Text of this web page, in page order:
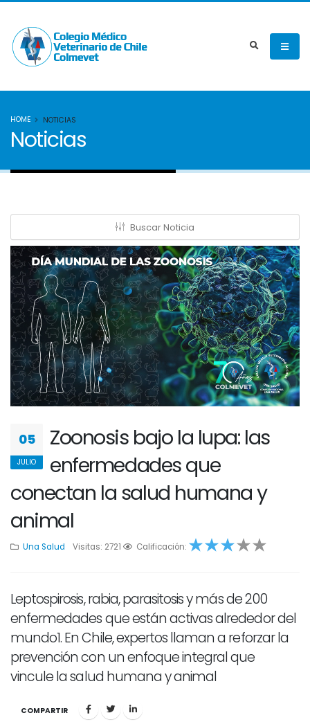
HOME NOTICIAS
Noticias
Buscar Noticia
05
JULIO
Zoonosis bajo la lupa: las
enfermedades que
conectan la salud humana y
animal
Una Salud Visitas: 2721 Calificación:
1 2 3 1 2
Leptospirosis, rabia, parasitosis y más de 200
enfermedades que están activas alrededor del
mundo1. En Chile, expertos llaman a reforzar la
prevención con un enfoque integral que
vincule la salud humana y animal
COMPARTIR